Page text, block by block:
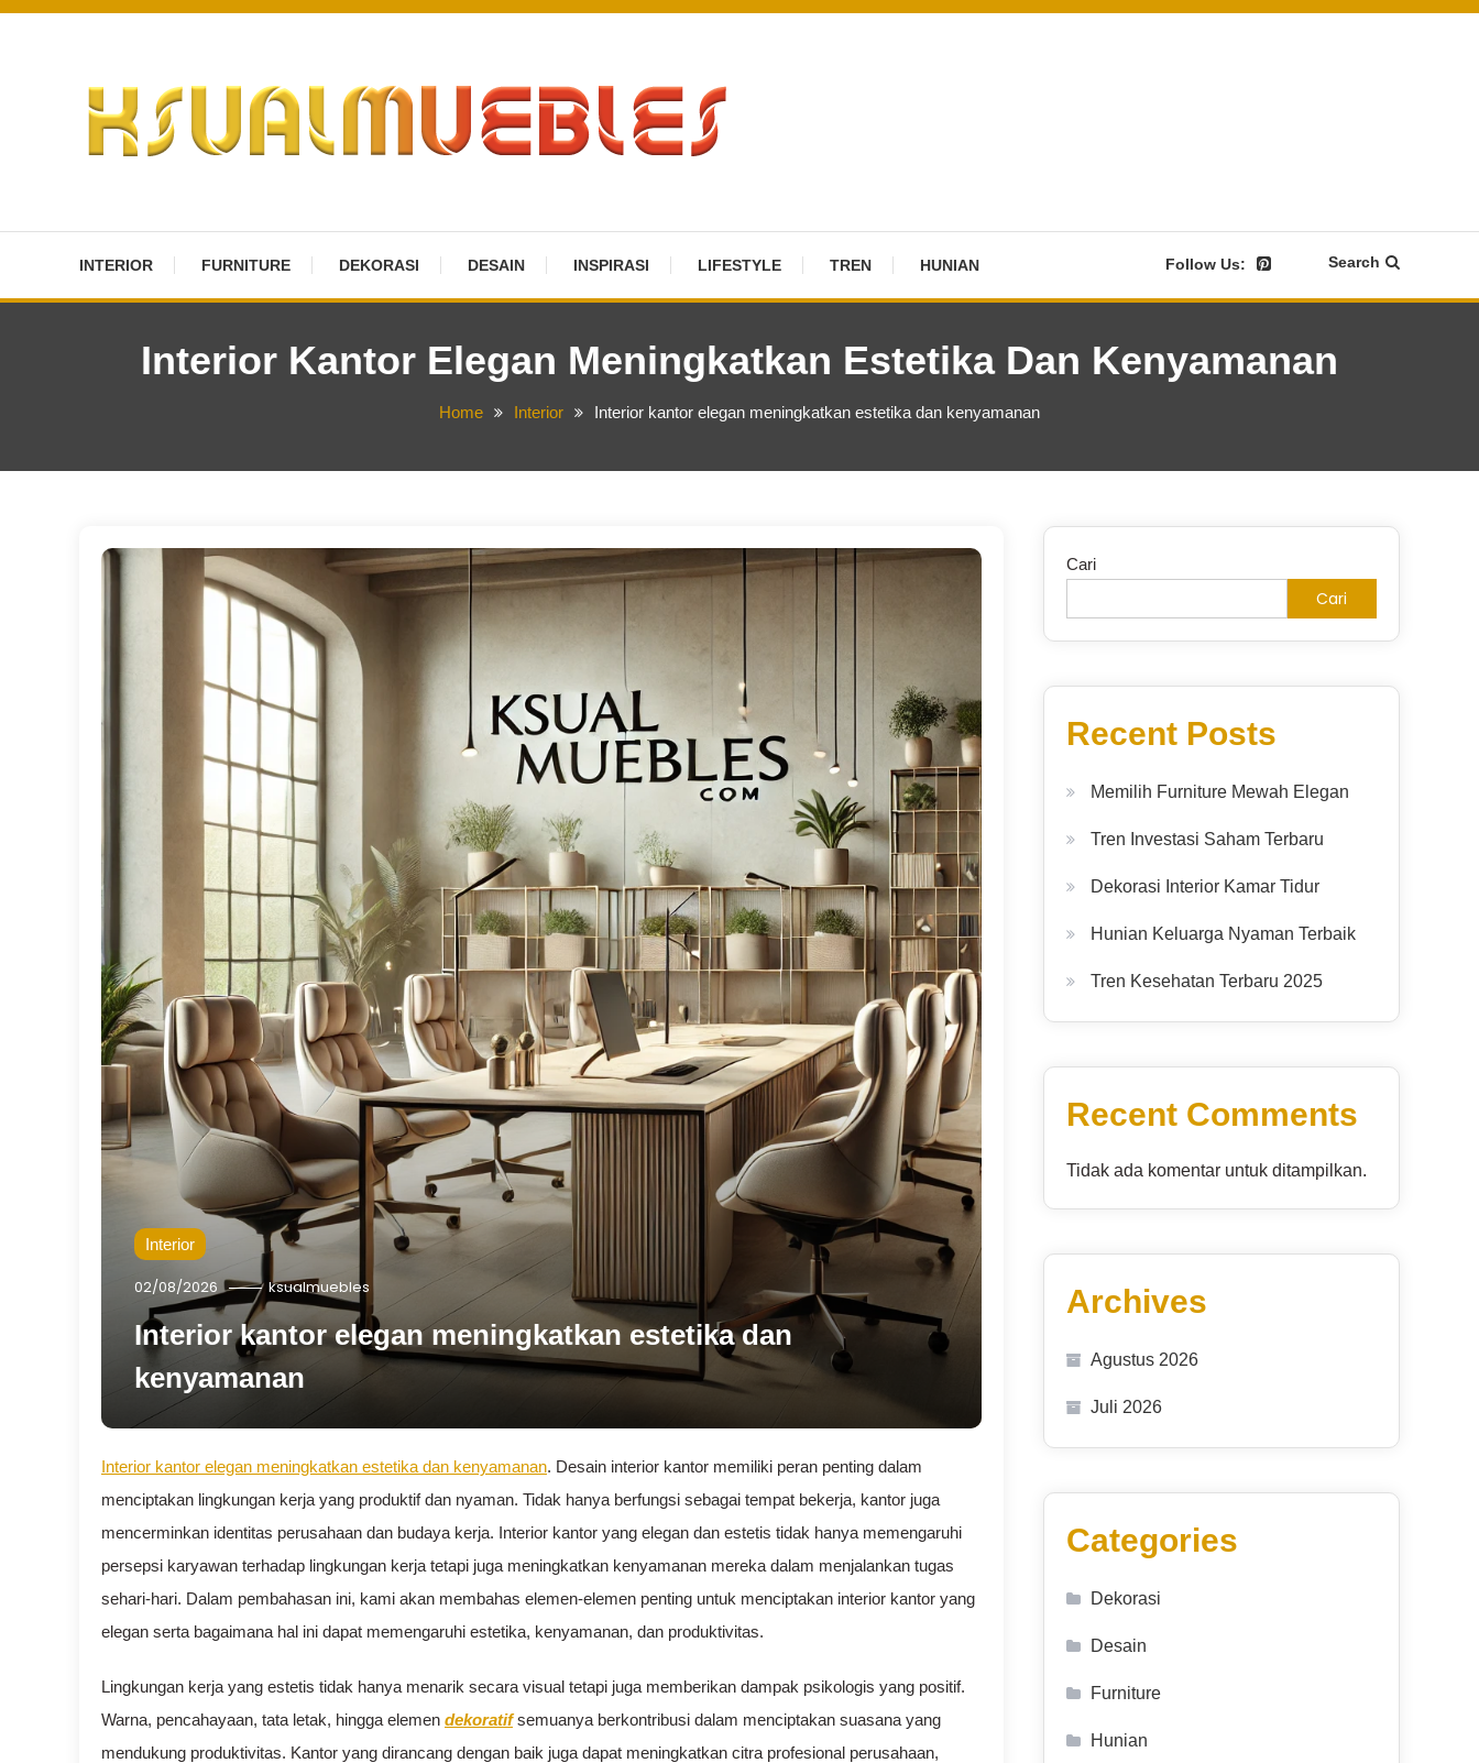
Skip
INTERIOR FURNITURE DEKORASI DESAIN INSPIRASI LIFESTYLE TREN HUNIAN Follow Us: Search
Interior Kantor Elegan Meningkatkan Estetika Dan Kenyamanan
Home Interior Interior kantor elegan meningkatkan estetika dan kenyamanan
Interior
02/08/2026 ksualmuebles
Interior kantor elegan meningkatkan estetika dan
kenyamanan
Interior kantor elegan meningkatkan estetika dan kenyamanan. Desain interior kantor memiliki peran penting dalam
menciptakan lingkungan kerja yang produktif dan nyaman. Tidak hanya berfungsi sebagai tempat bekerja, kantor juga
mencerminkan identitas perusahaan dan budaya kerja. Interior kantor yang elegan dan estetis tidak hanya memengaruhi
persepsi karyawan terhadap lingkungan kerja tetapi juga meningkatkan kenyamanan mereka dalam menjalankan tugas
sehari-hari. Dalam pembahasan ini, kami akan membahas elemen-elemen penting untuk menciptakan interior kantor yang
elegan serta bagaimana hal ini dapat memengaruhi estetika, kenyamanan, dan produktivitas.
Lingkungan kerja yang estetis tidak hanya menarik secara visual tetapi juga memberikan dampak psikologis yang positif.
Warna, pencahayaan, tata letak, hingga elemen dekoratifsemuanya berkontribusi dalam menciptakan suasana yang
mendukung produktivitas. Kantor yang dirancang dengan baik juga dapat meningkatkan citra profesional perusahaan,
Cari
Cari
Recent Posts
Memilih Furniture Mewah Elegan
Tren Investasi Saham Terbaru
Dekorasi Interior Kamar Tidur
Hunian Keluarga Nyaman Terbaik
Tren Kesehatan Terbaru 2025
Recent Comments
Tidak ada komentar untuk ditampilkan.
Archives
Agustus 2026
Juli 2026
Categories
Dekorasi
Desain
Furniture
Hunian